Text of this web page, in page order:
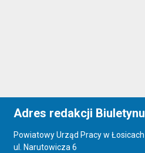
Adres redakcji Biuletynu
Powiatowy Urząd Pracy w Łosicach
ul. Narutowicza 6